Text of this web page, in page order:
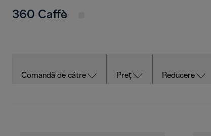
360 Caffè
Comandă de către Preț Reducere